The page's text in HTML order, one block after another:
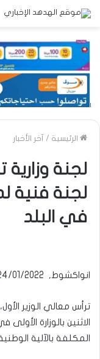
الرئيسية / آخر الأخبار
لجنة
لجنة فنية
في البلد
انواكشوط, 24/01/2022
ترأس معالي الوزير
الاثنين بالوزارة
المكلفة بالآلية